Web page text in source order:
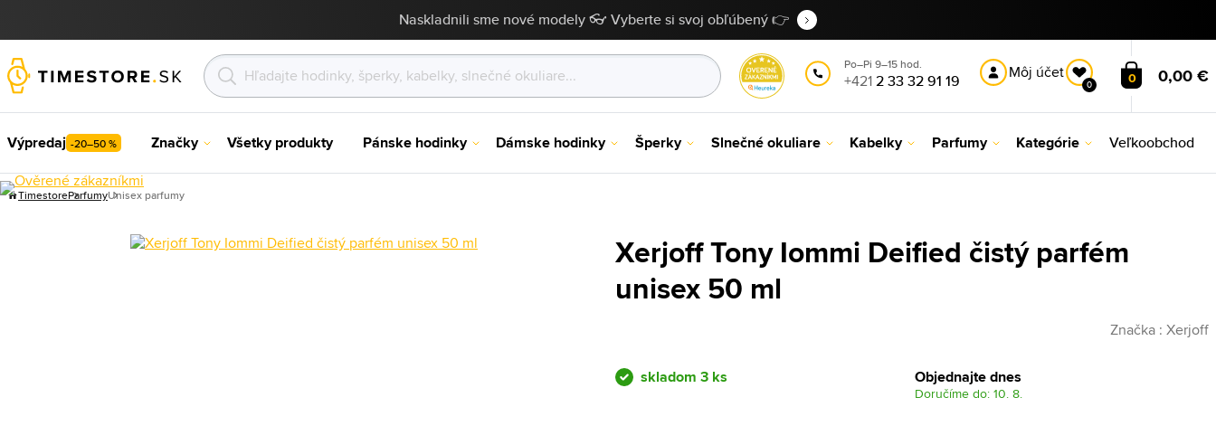
Naskladnili sme nové modely 👓 Vyberte si svoj obľúbený 👉
Po–Pi 9–15 hod.
+4212 33 32 91 19 Môj účet
0 0 0,00 €
Výpredaj -20–50 % Značky Všetky produkty Pánske hodinky Dámske hodinky Šperky Slnečné okuliare Kabelky Parfumy Kategórie Veľkoobchod
TimestoreParfumyUnisex parfumy
Xerjoff Tony Iommi Deified čistý parfém
unisex 50 ml
Značka : Xerjoff
skladom 3 ks Objednajte dnes
Doručíme do: 10. 8.